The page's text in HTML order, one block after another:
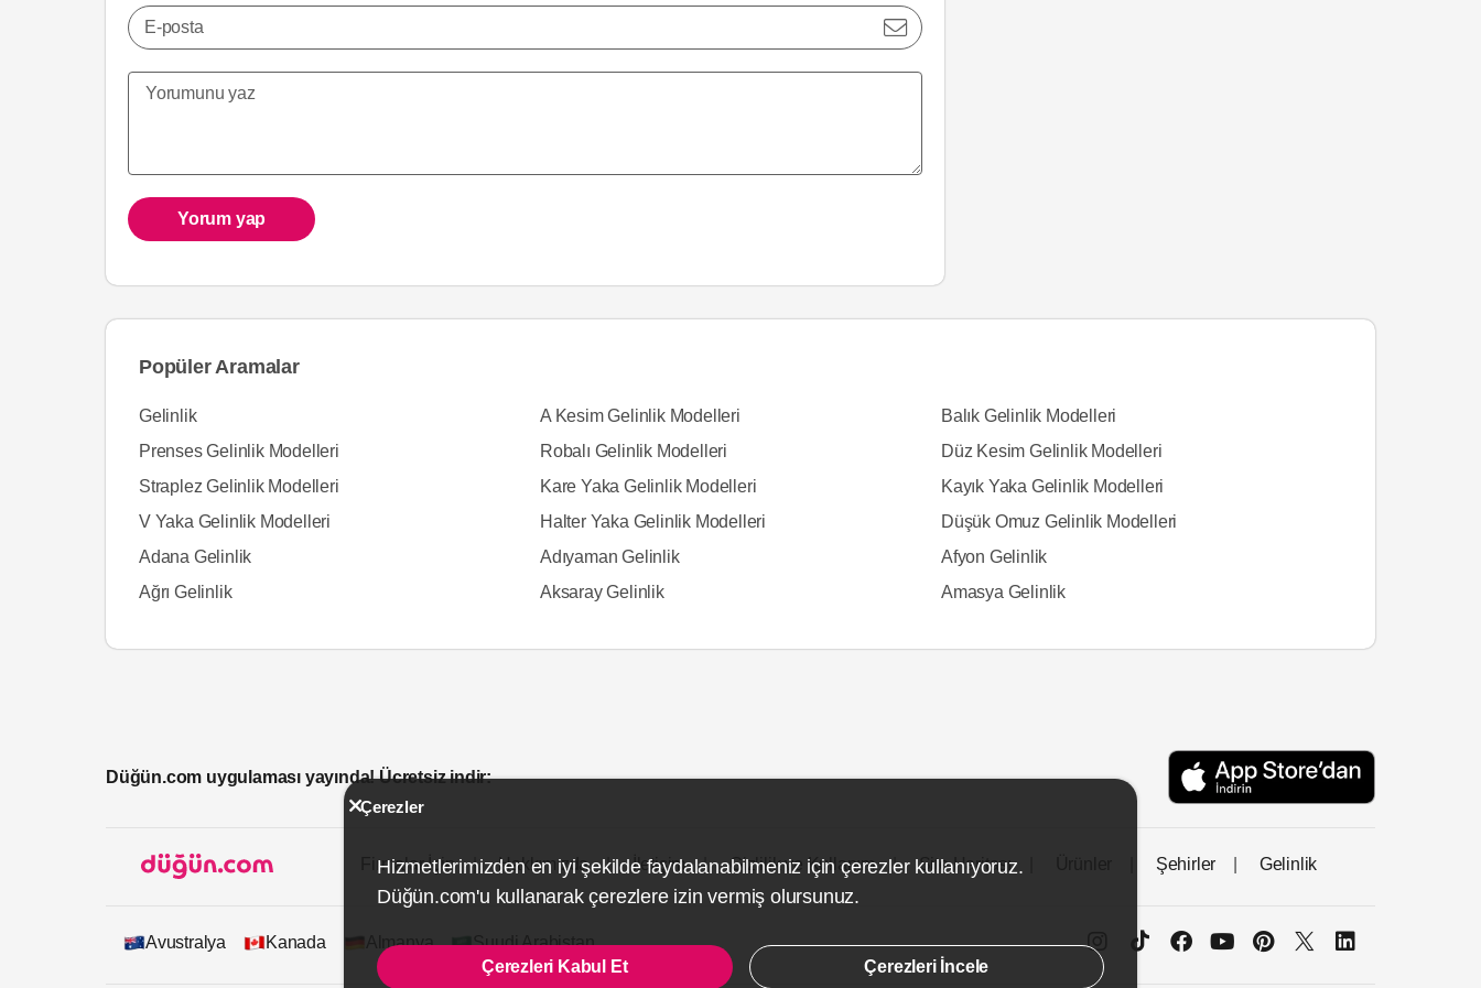
E-posta
Yorum yap
Popüler Aramalar
Gelinlik A Kesim Gelinlik Modelleri
Balık Gelinlik Modelleri
Prenses Gelinlik Modelleri
Robalı Gelinlik Modelleri
Düz Kesim Gelinlik Modelleri
Straplez Gelinlik Modelleri
Kare Yaka Gelinlik Modelleri
Kayık Yaka Gelinlik Modelleri
V Yaka Gelinlik Modelleri
Halter Yaka Gelinlik Modelleri
Düşük Omuz Gelinlik Modelleri
Adana Gelinlik
Adıyaman Gelinlik
Afyon Gelinlik
Ağrı Gelinlik
Aksaray Gelinlik Amasya Gelinlik
Düğün.com uygulaması yayında! Ücretsiz indir:
Firmalar İçin Hakkımızda İletişim Gizlilik ve Kullanım Site Haritası Şehirler Gelinlik
Avustralya Kanada Almanya Suudi Arabistan
Çerezler
Hizmetlerimizden en iyi şekilde faydalanabilmeniz için çerezler kullanıyoruz.
Düğün.com'u kullanarak çerezlere izin vermiş olursunuz.
Çerezleri Kabul Et Çerezleri İncele